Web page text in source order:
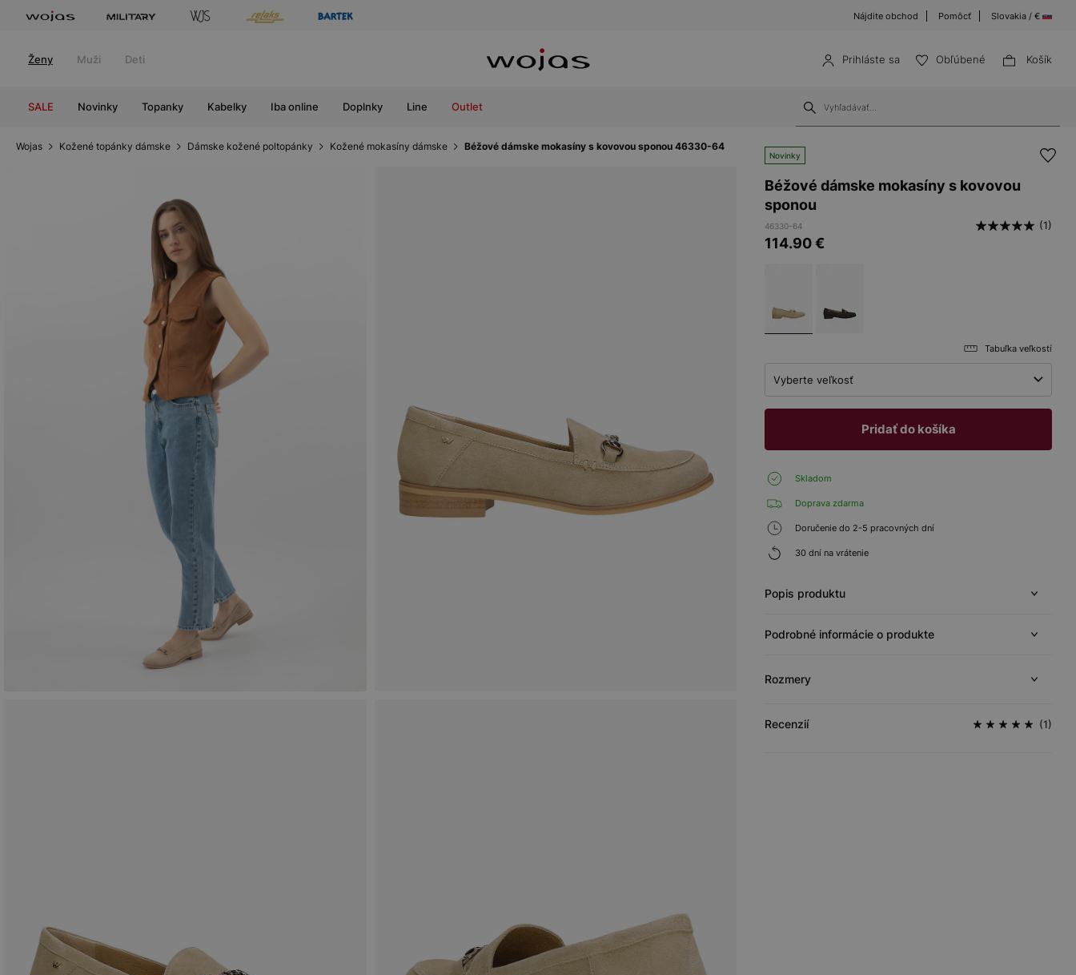
Nájdite obchod Pomôcť Slovakia / €
Ženy Muži Deti Prihláste sa Obľúbené Košík
SALE Novinky Topanky Kabelky Iba online Doplnky Line Outlet
Wojas Kožené topánky dámske Dámske kožené poltopánky Kožené mokasíny dámske Béžové dámske mokasíny s kovovou sponou 46330-64
Novinky
Béžové dámske mokasíny s kovovou
sponou
46330-64 (1)
114.90€
Tabuľka veľkostí
Vyberte veľkosť
Pridať do košíka
Skladom
Doprava zdarma
Doručenie do 2-5 pracovných dní
30 dní na vrátenie
Popis produktu
Podrobné informácie o produkte
Rozmery
Recenzií (1)